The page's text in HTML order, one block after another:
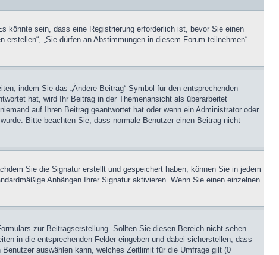
könnte sein, dass eine Registrierung erforderlich ist, bevor Sie einen
„Sie dürfen an Abstimmungen in diesem Forum teilnehmen“
indem Sie das „Ändere Beitrag“-Symbol für den entsprechenden
hat, wird Ihr Beitrag in der Themenansicht als überarbeitet
auf Ihren Beitrag geantwortet hat oder wenn ein Administrator oder
Bitte beachten Sie, dass normale Benutzer einen Beitrag nicht
Sie die Signatur erstellt und gespeichert haben, können Sie in jedem
Anhängen Ihrer Signatur aktivieren. Wenn Sie einen einzelnen
zur Beitragserstellung. Sollten Sie diesen Bereich nicht sehen
in die entsprechenden Felder eingeben und dabei sicherstellen, dass
auswählen kann, welches Zeitlimit für die Umfrage gilt (0